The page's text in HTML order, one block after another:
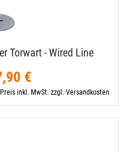
Torwart - Wired Line
€
Preis inkl. MwSt. zzgl. Versandkosten